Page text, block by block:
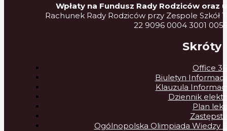
Wpłaty na Fundusz Rady Rodziców oraz
Rachunek Rady Rodziców przy Zespole Szkół
22 9096 0004 3001
Skróty
Office
Biuletyn
Klauzula
Dziennik
Plan
Ogólnopolska Olimpiada Wiedzy